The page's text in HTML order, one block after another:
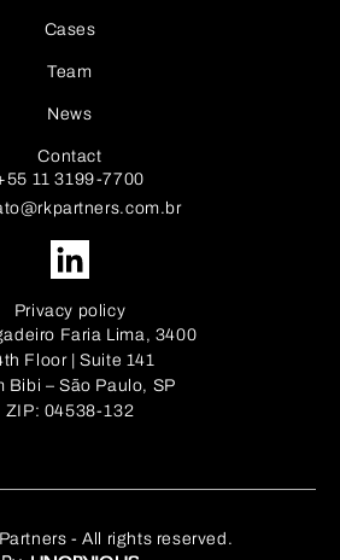
Cases
Team
News
Contact
11 3199-7700
Privacy policy
Faria Lima, 3400
Floor | Suite 141
Bibi – São Paulo, SP
ZIP: 04538-132
- All rights reserved.